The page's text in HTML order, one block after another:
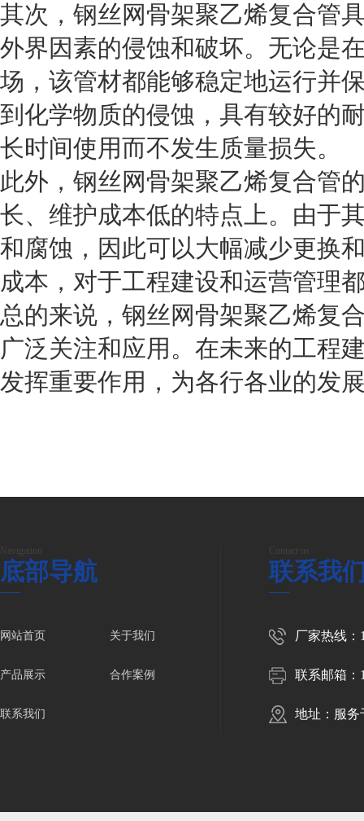
其次，钢丝网骨架聚乙烯复合管
外界因素的侵蚀和破坏。无论是
场，该管材都能够稳定地运行并
到化学物质的侵蚀，具有较好的
长时间使用而不发生质量损失。
此外，钢丝网骨架聚乙烯复合管
长、维护成本低的特点上。由于
和腐蚀，因此可以大幅减少更换
成本，对于工程建设和运营管理
总的来说，钢丝网骨架聚乙烯复
广泛关注和应用。在未来的工程
发挥重要作用，为各行各业的发
底部导航
网站首页 关于我们
产品展示 合作案例
联系我们
联系我
厂家热线：
联系邮箱：
地址：服务